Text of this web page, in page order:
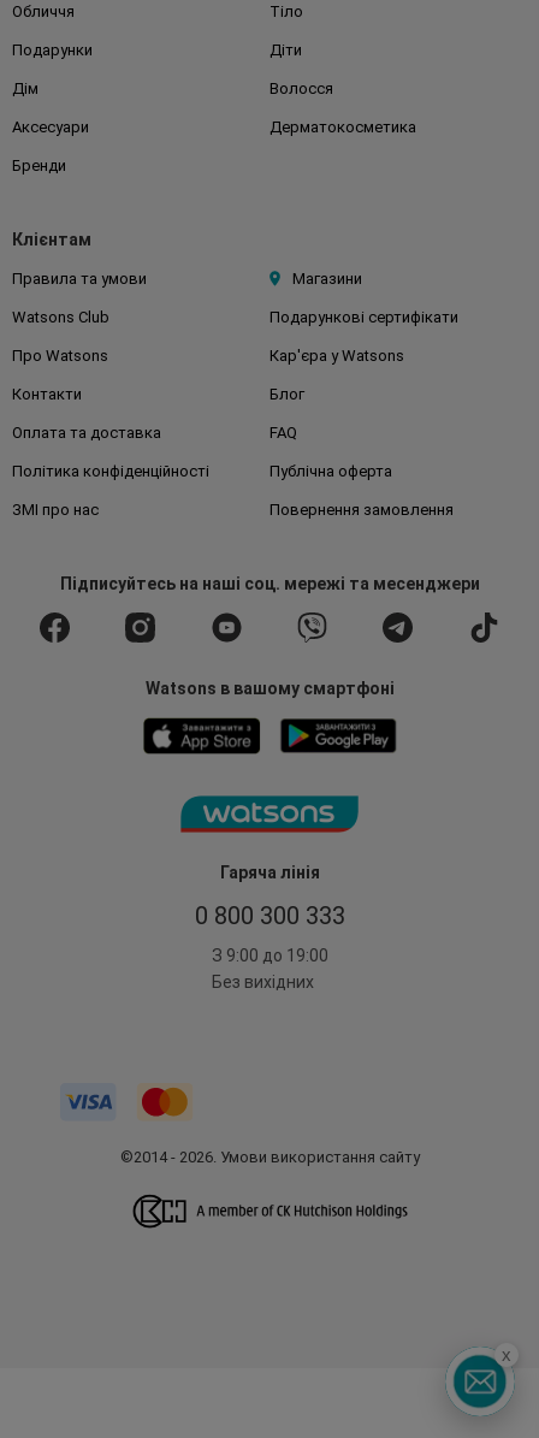
Гаряча лінія
0 800 300 333
З 9:00 до 19:00
Без вихідних
Обличчя Тіло
Подарунки Діти
Дім Волосся
Аксесуари Дерматокосметика
Бренди
Клієнтам
Правила та умови Магазини
Watsons Club Подарункові сертифікати
Про Watsons Кар'єра у Watsons
Контакти Блог
Оплата та доставка FAQ
Політика конфіденційності Публічна оферта
ЗМІ про нас Повернення замовлення
Підписуйтесьна наші соц. мережі та месенджери
Watsons в вашому смартфоні
©2014 - 2026. Умови використання сайту
x